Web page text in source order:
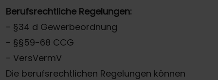
Berufsrechtliche Regelungen:
- §34 d Gewerbeordnung
- §§59-68 CCG
- VersVermV
Die berufsrechtlichen Regelungen können